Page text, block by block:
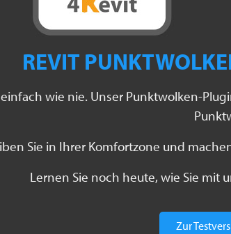
REVIT
wie nie. Unser Punktwolken-
Sie in Ihrer Komfortzone und
Lernen Sie noch heute, wie Sie mit
Zur